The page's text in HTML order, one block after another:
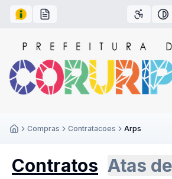
Acesso à Informação
Carta de Serviços
Compras Contratacoes Arps
Contratos Atas